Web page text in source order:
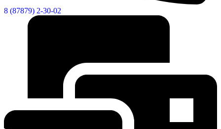
8 (87879) 2-30-02